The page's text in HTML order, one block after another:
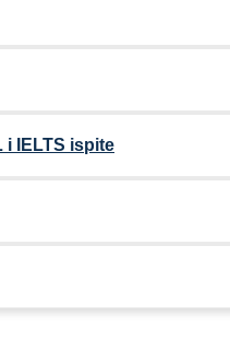
i IELTS ispite